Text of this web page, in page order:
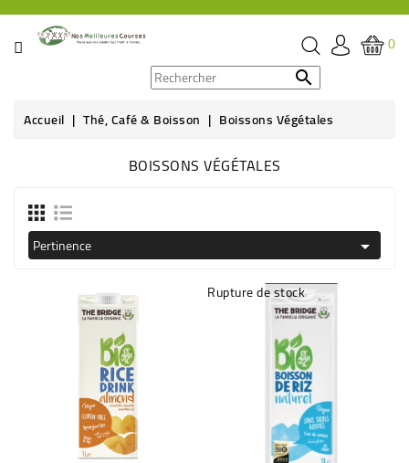
CATÉGORIE
ÉPICERIE
BOISSON
0

Accueil Thé, Café & Boisson Boissons Végétales
BOISSONS VÉGÉTALES
Pertinence 
Rupture de stock